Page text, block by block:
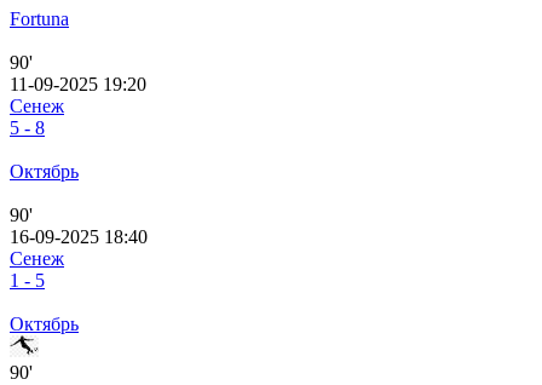
Fortuna
90'
11-09-2025 19:20
Сенеж
5 - 8
Октябрь
90'
16-09-2025 18:40
Сенеж
1 - 5
Октябрь
90'